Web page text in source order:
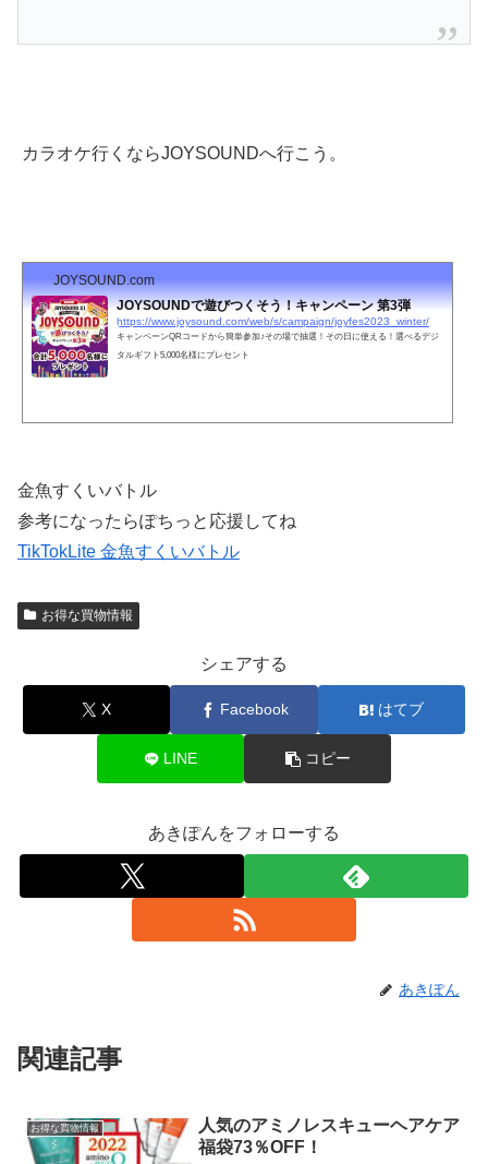
カラオケ行くならJOYSOUNDへ行こう。
JOYSOUND.com
JOYSOUNDで遊びつくそう！キャンペーン 第3弾
https://www.joysound.com/web/s/campaign/joyfes2023_winter/
キャンペーンQRコードから簡単参加♪その場で抽選！その日に使える！選べるデジ
タルギフト5,000名様にプレセント
金魚すくいバトル
参考になったらぽちっと応援してね
TikTokLite 金魚すくいバトル
お得な買物情報
シェアする
X Facebook はてブ
LINE コピー
あきぽんをフォローする
あきぽん
関連記事
お得な買物情報
人気のアミノレスキューヘアケア
福袋73％OFF！